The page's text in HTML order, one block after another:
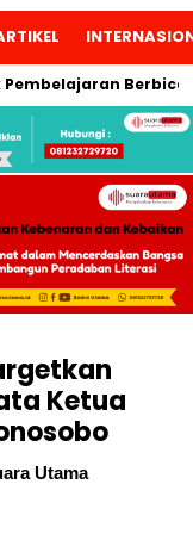
Berbicara
Ketua
Utama